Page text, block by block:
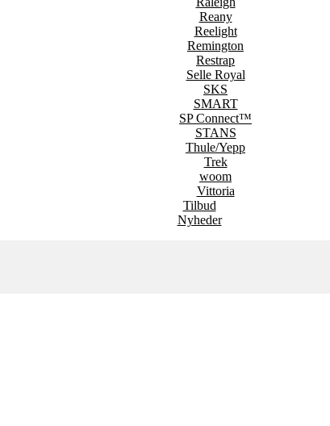
Reany
Reelight
Remington
Restrap
Selle Royal
SKS
SMART
SP Connect™
STANS
Thule/Yepp
Trek
woom
Vittoria
Tilbud
Nyheder